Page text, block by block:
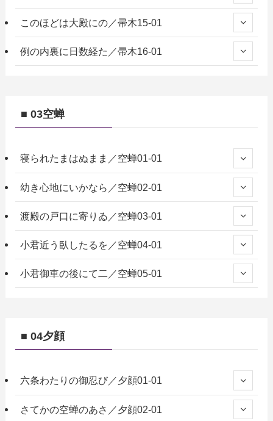
このほどは大殿にの／帚木15-01
例の内裏に日数経た／帚木16-01
■ 03空蝉
寝られたまはぬまま／空蝉01-01
幼き心地にいかなら／空蝉02-01
渡殿の戸口に寄りゐ／空蝉03-01
小君近う臥したるを／空蝉04-01
小君御車の後にて二／空蝉05-01
■ 04夕顔
六条わたりの御忍び／夕顔01-01
さてかの空蝉のあさ／夕顔02-01